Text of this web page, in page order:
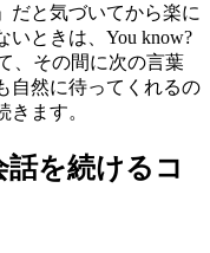
だと気づいてから楽に
いときは、You know?
、その間に次の言葉
自然に待ってくれるの
ます。
を続けるコ